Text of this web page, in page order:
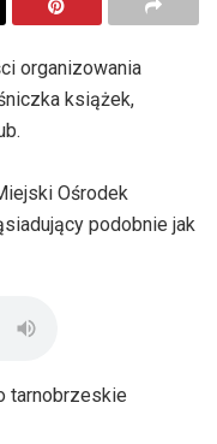
organizowania
książek,
Ośrodek
podobnie jak
tarnobrzeskie